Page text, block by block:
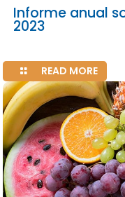
Informe anual
2023
READ MORE